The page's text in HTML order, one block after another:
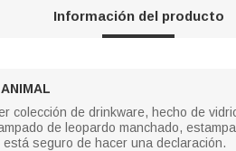
Información del producto
colección de drinkware, hecho de
de leopardo manchado,
seguro de hacer una declaración.